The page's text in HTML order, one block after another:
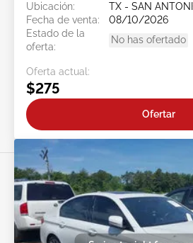
Ubicación:
TX - SAN
Fecha de venta:
08/10/2026
Estado de la
oferta:
No has ofertado
Oferta actual:
$275
Ofertar